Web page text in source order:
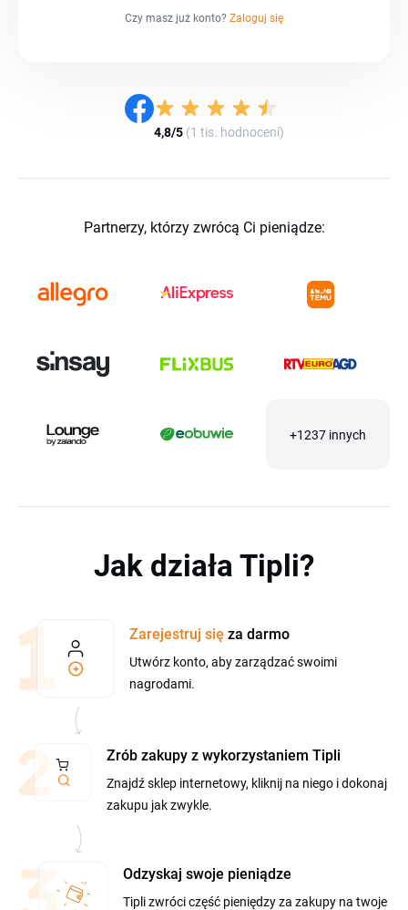
Czy masz już konto? Zaloguj się
4,8/5 (1 tis. hodnocení)
Partnerzy, którzy zwrócą Ci pieniądze:
+1237 innych
Jak działa Tipli?
Zarejestruj się za darmo
Utwórz konto, aby zarządzać swoimi
nagrodami.
Zrób zakupy z wykorzystaniem Tipli
Znajdź sklep internetowy, kliknij na niego i dokonaj
zakupu jak zwykle.
Odzyskaj swoje pieniądze
Tipli zwróci część pieniędzy za zakupy na twoje